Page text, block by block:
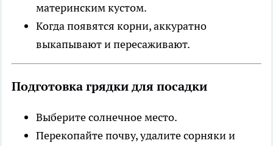
материнским кустом.
Когда появятся корни, аккуратно
выкапывают и пересаживают.
Подготовка грядки для посадки
Выберите солнечное место.
Перекопайте почву, удалите сорняки и